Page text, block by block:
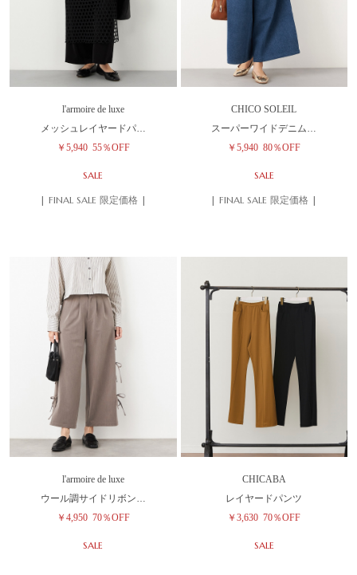
l'armoire de luxe
メッシュレイヤードパ…
￥5,940 55％OFF
SALE
| FINAL SALE 限定価格 |
CHICO SOLEIL
スーパーワイドデニム…
￥5,940 80％OFF
SALE
| FINAL SALE 限定価格 |
l'armoire de luxe
ウール調サイドリボン…
￥4,950 70％OFF
SALE
CHICABA
レイヤードパンツ
￥3,630 70％OFF
SALE